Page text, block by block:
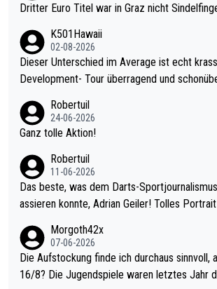
Dritter Euro Titel war in Graz nicht
K501Hawaii
02-08-2026
Dieser Unterschied im Average ist echt krass! 111+ ist für
Development- Tour überragend und
mal 40+ erst recht. Da gewinnst keinen Blumentopf - ist ja noc
h krasser wie ein Pokalspiel eines Kreisligisten vs einem Bund
Robertuil
24-06-2026
Ganz tolle Aktion!
Robertuil
11-06-2026
Das beste, was dem Darts-
assieren konnte, Adrian Geiler! Tolles
Morgoth42x
07-06-2026
Die Aufstockung finde ich durchaus sinnvoll,
16/8? Die Jugendspiele waren letztes Jahr durchaus sehr kurz